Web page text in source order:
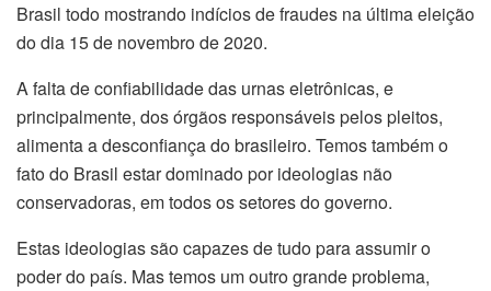
Brasil todo mostrando indícios de fraudes na última eleição
do dia 15 de novembro de 2020.
A falta de confiabilidade das urnas eletrônicas, e
principalmente, dos órgãos responsáveis pelos pleitos,
alimenta a desconfiança do brasileiro. Temos também o
fato do Brasil estar dominado por ideologias não
conservadoras, em todos os setores do governo.
Estas ideologias são capazes de tudo para assumir o
poder do país. Mas temos um outro grande problema,